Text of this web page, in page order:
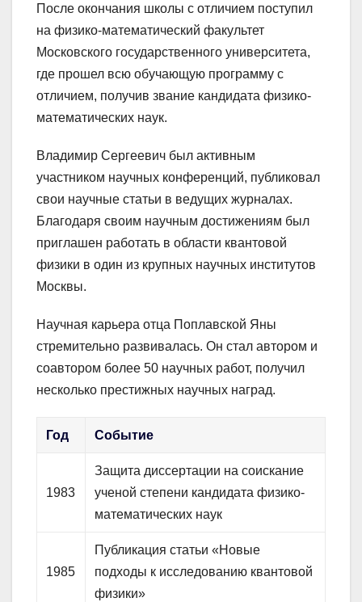
После окончания школы с отличием поступил
на физико-математический факультет
Московского государственного университета,
где прошел всю обучающую программу с
отличием, получив звание кандидата физико-
математических наук.
Владимир Сергеевич был активным
участником научных конференций, публиковал
свои научные статьи в ведущих журналах.
Благодаря своим научным достижениям был
приглашен работать в области квантовой
физики в один из крупных научных институтов
Москвы.
Научная карьера отца Поплавской Яны
стремительно развивалась. Он стал автором и
соавтором более 50 научных работ, получил
несколько престижных научных наград.
Год Событие
1983
Защита диссертации на соискание
ученой степени кандидата физико-
математических наук
1985
Публикация статьи «Новые
подходы к исследованию квантовой
физики»